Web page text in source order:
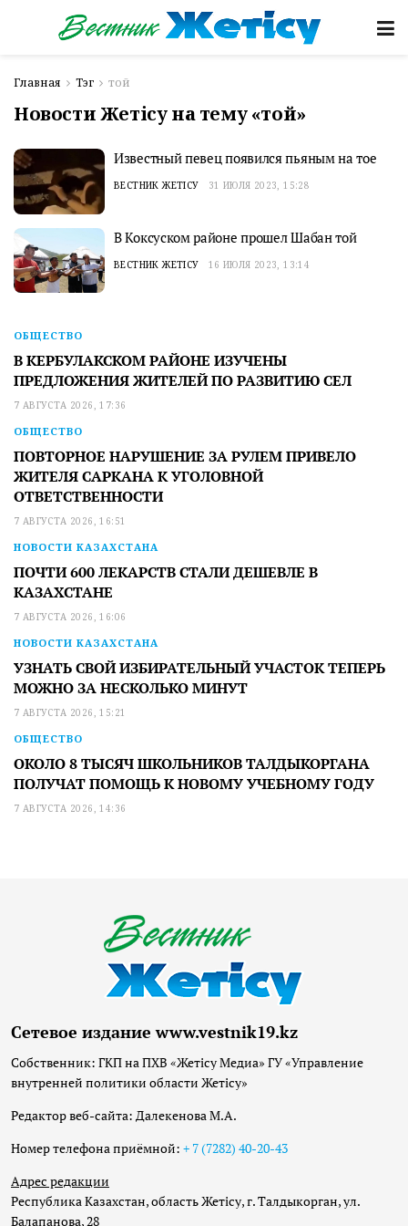
Главная Тэг той
Новости Жетісу на тему «той»
Известный певец появился пьяным на тое
ВЕСТНИК ЖЕТІСУ 31 ИЮЛЯ 2023, 15:28
В Коксуском районе прошел Шабан той
ВЕСТНИК ЖЕТІСУ 16 ИЮЛЯ 2023, 13:14
ОБЩЕСТВО
В КЕРБУЛАКСКОМ РАЙОНЕ ИЗУЧЕНЫ
ПРЕДЛОЖЕНИЯ ЖИТЕЛЕЙ ПО РАЗВИТИЮ СЕЛ
7 АВГУСТА 2026, 17:36
ОБЩЕСТВО
ПОВТОРНОЕ НАРУШЕНИЕ ЗА РУЛЕМ ПРИВЕЛО
ЖИТЕЛЯ САРКАНА К УГОЛОВНОЙ
ОТВЕТСТВЕННОСТИ
7 АВГУСТА 2026, 16:51
НОВОСТИ КАЗАХСТАНА
ПОЧТИ 600 ЛЕКАРСТВ СТАЛИ ДЕШЕВЛЕ В
КАЗАХСТАНЕ
7 АВГУСТА 2026, 16:06
НОВОСТИ КАЗАХСТАНА
УЗНАТЬ СВОЙ ИЗБИРАТЕЛЬНЫЙ УЧАСТОК ТЕПЕРЬ
МОЖНО ЗА НЕСКОЛЬКО МИНУТ
7 АВГУСТА 2026, 15:21
ОБЩЕСТВО
ОКОЛО 8 ТЫСЯЧ ШКОЛЬНИКОВ ТАЛДЫКОРГАНА
ПОЛУЧАТ ПОМОЩЬ К НОВОМУ УЧЕБНОМУ ГОДУ
7 АВГУСТА 2026, 14:36
Сетевое издание www.vestnik19.kz
Собственник: ГКП на ПХВ «Жетісу Медиа» ГУ «Управление
внутренней политики области Жетісу»
Редактор веб-сайта: Далекенова М.А.
Номер телефона приёмной: + 7 (7282) 40-20-43
Адрес редакции
Республика Казахстан, область Жетісу, г. Талдыкорган, ул.
Балапанова, 28